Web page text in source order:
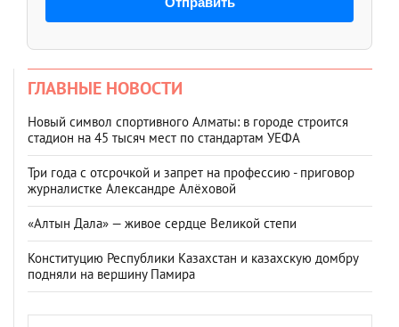
ГЛАВНЫЕ НОВОСТИ
Новый символ спортивного Алматы: в городе строится
стадион на 45 тысяч мест по стандартам УЕФА
Три года с отсрочкой и запрет на профессию - приговор
журналистке Александре Алёховой
«Алтын Дала» — живое сердце Великой степи
Конституцию Республики Казахстан и казахскую домбру
подняли на вершину Памира